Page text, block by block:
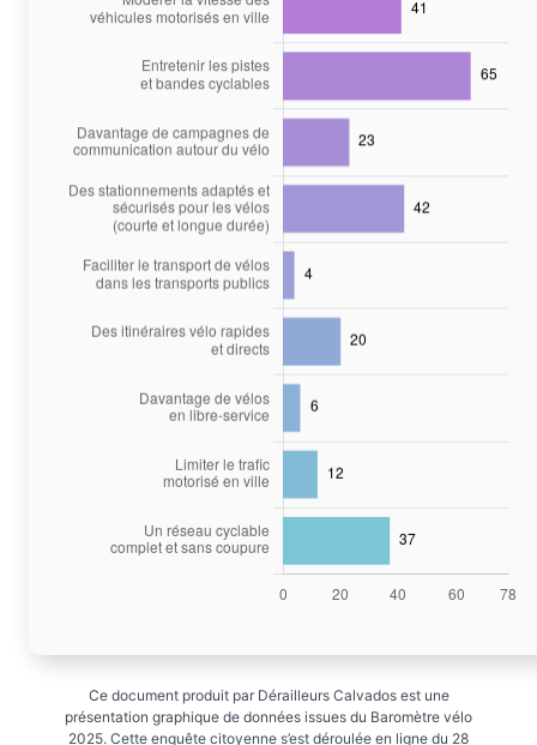
Ce document produit par Dérailleurs Calvados est une
présentation graphique de données issues du Baromètre vélo
2025. Cette enquête citoyenne s’est déroulée en ligne du 28